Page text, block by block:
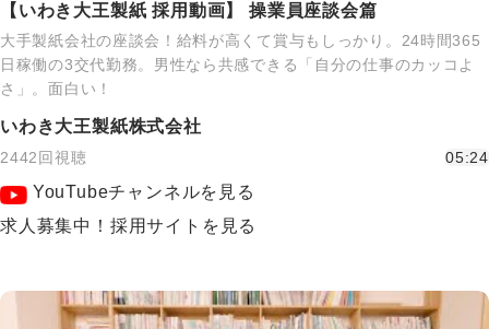
【いわき大王製紙 採用動画】 操業員座談会篇
大手製紙会社の座談会！給料が高くて賞与もしっかり。24時間365
日稼働の3交代勤務。男性なら共感できる「自分の仕事のカッコよ
さ」。面白い！
いわき大王製紙株式会社
2442回視聴 05:24
YouTubeチャンネルを見る
求人募集中！採用サイトを見る